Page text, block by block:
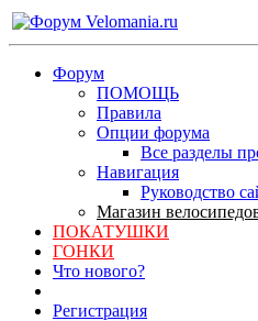
Форум
ПОМОЩЬ
Правила
Опции форума
Все разделы
Навигация
Руководство
Магазин
ПОКАТУШКИ
ГОНКИ
Что нового?
Регистрация